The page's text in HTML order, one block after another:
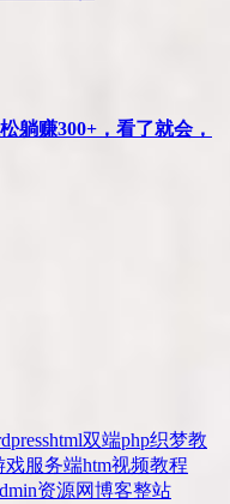
躺赚300+，看了就会，
html双端php织梦教
戏服务端htm视频教程
资源网博客整站